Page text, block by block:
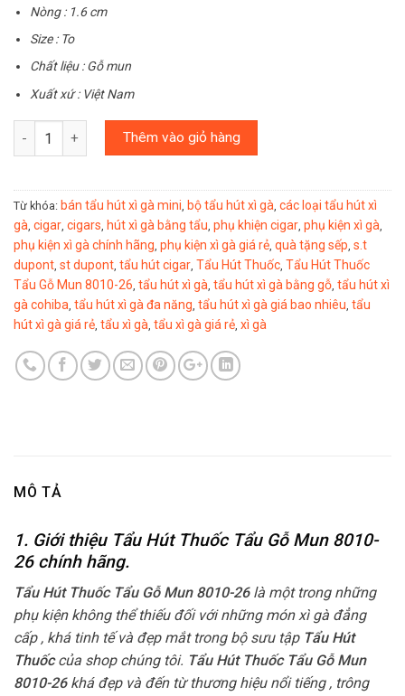
Nòng : 1.6 cm
Size : To
Chất liệu : Gỗ mun
Xuất xứ : Việt Nam
Số lượng Thêm vào giỏ hàng
Từ khóa: bán tẩu hút xì gà mini bộ tẩu hút xì gà các loại tẩu hút xì
gà cigar cigars hút xì gà bằng tẩu phụ khiện cigar phụ kiện xì gà
phụ kiện xì gà chính hãng phụ kiện xì gà giá rẻ quà tặng sếp s.t
dupont st dupont tẩu hút cigar Tẩu Hút Thuốc Tẩu Hút Thuốc
Tẩu Gỗ Mun 8010-26 tẩu hút xì gà tẩu hút xì gà bằng gỗ tẩu hút xì
gà cohiba tẩu hút xì gà đa năng tẩu hút xì gà giá bao nhiêu tẩu
hút xì gà giá rẻ tẩu xì gà tẩu xì gà giá rẻ xì gà
MÔ TẢ
1. Giới thiệu Tẩu Hút Thuốc Tẩu Gỗ Mun 8010-
26 chính hãng.
Tẩu Hút Thuốc Tẩu Gỗ Mun 8010-26 là một trong những
phụ kiện không thể thiếu đối với những món xì gà đẳng
cấp , khá tinh tế và đẹp mắt trong bộ sưu tập Tẩu Hút
Thuốccủa shop chúng tôi. Tẩu Hút Thuốc Tẩu Gỗ Mun
8010-26khá đẹp và đến từ thương hiệu nổi tiếng , trông